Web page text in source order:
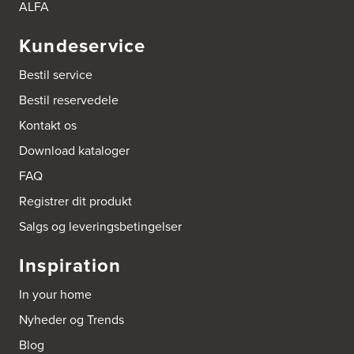
https://hvidtogfrit.dk/forhandler/aktiv-hvidevareservice/
Amager Køkken bad & Garderobe
2770 Kastrup
http://www.amagerkoekken.dk/
Gutenbergvej 1
9510 Arden
Tel.:
http://www.el-salg.dk
Arnum El-service ApS
Vestergade 30
6510 Gram
http://www.el-salg.dk
ALFA
Kundeservice
Bestil service
Bestil reservedele
Kontakt os
Download kataloger
FAQ
Registrer dit produkt
Salgs og leveringsbetingelser
Inspiration
In your home
Nyheder og Trends
Blog